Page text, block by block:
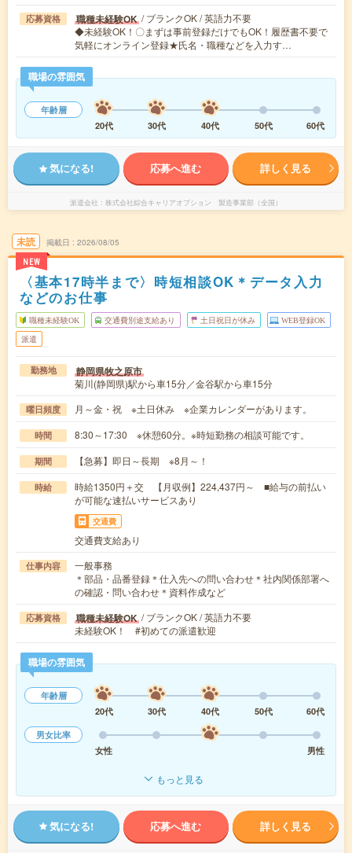
応募資格 職種未経験OK / ブランクOK / 英語力不要
◆未経験OK！〇まずは事前登録だけでもOK！履歴書不要で
気軽にオンライン登録★氏名・職種などを入力す…
職場の雰囲気
年齢層
20代
30代 40代 50代 60代
気になる! 応募へ進む 詳しく見る
派遣会社 株式会社綜合キャリアオプション 製造事業部（全国）
未読
NEW
掲載日 2026/08/05
〈基本17時半まで〉時短相談OK＊データ入力
などのお仕事
職種未経験OK 交通費別途支給あり 土日祝日が休み WEB登録OK
派遣
勤務地 静岡県牧之原市
菊川(静岡県)駅から車15分／金谷駅から車15分
曜日頻度 月～金・祝 ※土日休み ※企業カレンダーがあります。
時間 8:30～17:30 ※休憩60分。※時短勤務の相談可能です。
期間 【急募】即日～長期 ※8月～！
時給
時給1350円＋交 【月収例】224,437円～ ■給与の前払い
が可能な速払いサービスあり
交通費
交通費支給あり
仕事内容
一般事務
＊部品・品番登録＊仕入先への問い合わせ＊社内関係部署へ
の確認・問い合わせ＊資料作成など
応募資格 職種未経験OK / ブランクOK / 英語力不要
未経験OK！ #初めての派遣歓迎
職場の雰囲気
年齢層
20代
30代 40代 50代
60代
男女比率
女性
男性
もっと見る
気になる! 応募へ進む 詳しく見る